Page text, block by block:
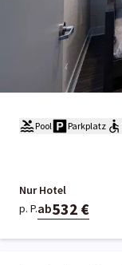
Pool Parkplatz
Nur Hotel
p. P.ab532 €